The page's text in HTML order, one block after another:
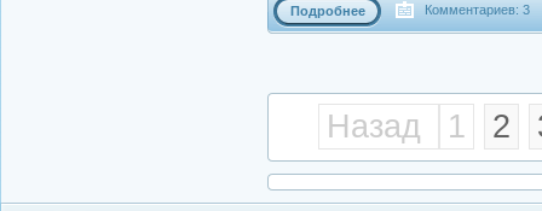
Подробнее Комментариев: 3
Назад 1 2